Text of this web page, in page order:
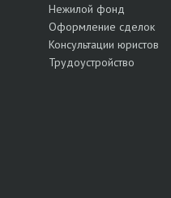
Нежилой фонд
Оформление сделок
Консультации юристов
Трудоустройство